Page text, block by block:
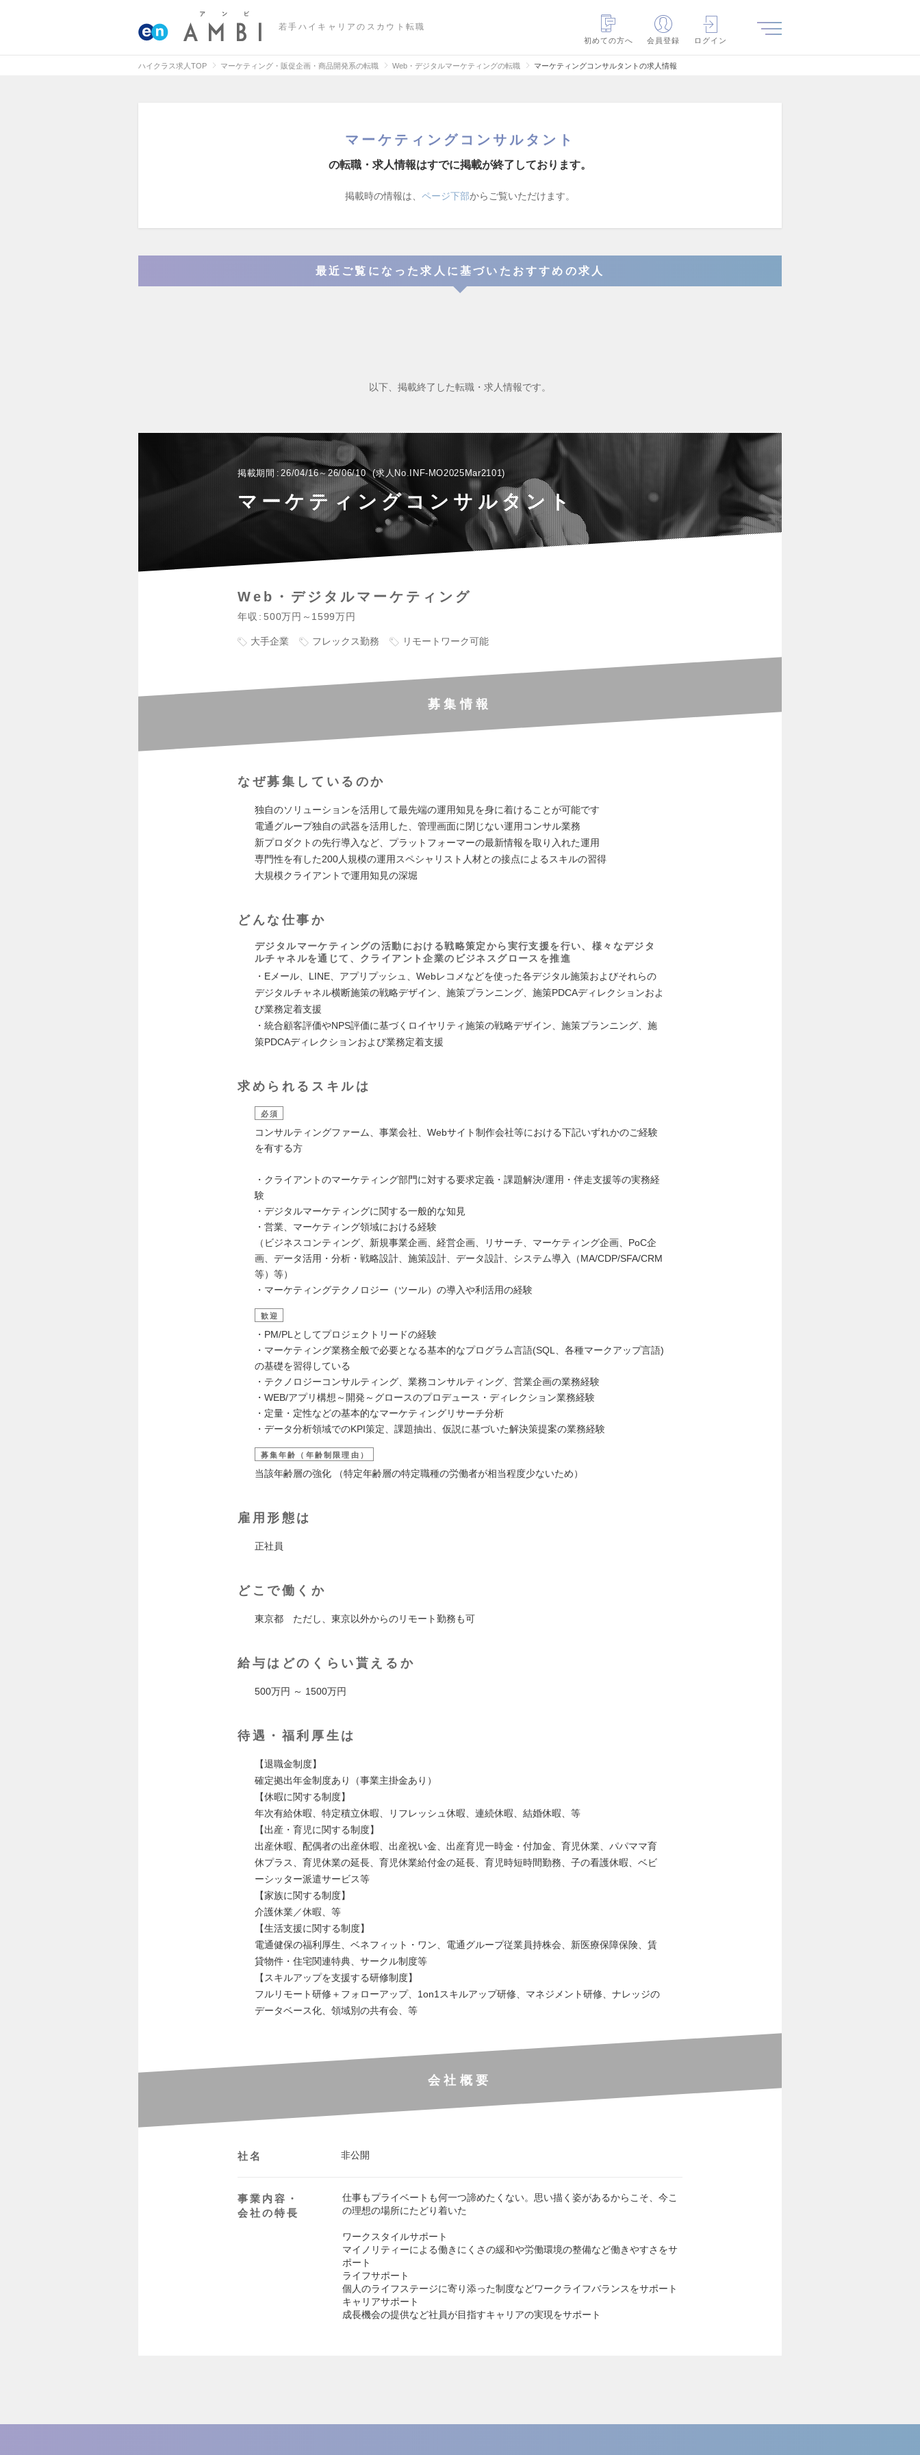
若手ハイキャリアのスカウト転職
初めての方へ
会員登録 ログイン
ハイクラス求人TOP マーケティング・販促企画・商品開発系の転職 Web・デジタルマーケティングの転職 マーケティングコンサルタントの求人情報
マーケティングコンサルタント
の転職・求人情報はすでに掲載が終了しております。
掲載時の情報は、 ページ下部からご覧いただけます。
最近ご覧になった求人に基づいたおすすめの求人
以下、掲載終了した転職・求人情報です。
掲載期間 26/04/16～26/06/10 求人No.INF-MO2025Mar2101
マーケティングコンサルタント
Web・デジタルマーケティング
年収 500万円～1599万円
大手企業 フレックス勤務 リモートワーク可能
募集情報
なぜ募集しているのか
独自のソリューションを活用して最先端の運用知見を身に着けることが可能です
電通グループ独自の武器を活用した、管理画面に閉じない運用コンサル業務
新プロダクトの先行導入など、プラットフォーマーの最新情報を取り入れた運用
専門性を有した200人規模の運用スペシャリスト人材との接点によるスキルの習得
大規模クライアントで運用知見の深堀
どんな仕事か
デジタルマーケティングの活動における戦略策定から実行支援を行い、様々なデジタ
ルチャネルを通じて、クライアント企業のビジネスグロースを推進
・Eメール、LINE、アプリプッシュ、Webレコメなどを使った各デジタル施策およびそれらの
デジタルチャネル横断施策の戦略デザイン、施策プランニング、施策PDCAディレクションおよ
び業務定着支援
・統合顧客評価やNPS評価に基づくロイヤリティ施策の戦略デザイン、施策プランニング、施
策PDCAディレクションおよび業務定着支援
求められるスキルは
必須
コンサルティングファーム、事業会社、Webサイト制作会社等における下記いずれかのご経験
を有する方
・クライアントのマーケティング部門に対する要求定義・課題解決/運用・伴走支援等の実務経
験
・デジタルマーケティングに関する一般的な知見
・営業、マーケティング領域における経験
（ビジネスコンティング、新規事業企画、経営企画、リサーチ、マーケティング企画、PoC企
画、データ活用・分析・戦略設計、施策設計、データ設計、システム導入（MA/CDP/SFA/CRM
等）等）
・マーケティングテクノロジー（ツール）の導入や利活用の経験
歓迎
・PM/PLとしてプロジェクトリードの経験
・マーケティング業務全般で必要となる基本的なプログラム言語(SQL、各種マークアップ言語)
の基礎を習得している
・テクノロジーコンサルティング、業務コンサルティング、営業企画の業務経験
・WEB/アプリ構想～開発～グロースのプロデュース・ディレクション業務経験
・定量・定性などの基本的なマーケティングリサーチ分析
・データ分析領域でのKPI策定、課題抽出、仮説に基づいた解決策提案の業務経験
募集年齢（年齢制限理由）
当該年齢層の強化 （特定年齢層の特定職種の労働者が相当程度少ないため）
雇用形態は
正社員
どこで働くか
東京都 ただし、東京以外からのリモート勤務も可
給与はどのくらい貰えるか
500万円 ～ 1500万円
待遇・福利厚生は
【退職金制度】
確定拠出年金制度あり（事業主掛金あり）
【休暇に関する制度】
年次有給休暇、特定積立休暇、リフレッシュ休暇、連続休暇、結婚休暇、等
【出産・育児に関する制度】
出産休暇、配偶者の出産休暇、出産祝い金、出産育児一時金・付加金、育児休業、パパママ育
休プラス、育児休業の延長、育児休業給付金の延長、育児時短時間勤務、子の看護休暇、ベビ
ーシッター派遣サービス等
【家族に関する制度】
介護休業／休暇、等
【生活支援に関する制度】
電通健保の福利厚生、ベネフィット・ワン、電通グループ従業員持株会、新医療保障保険、賃
貸物件・住宅関連特典、サークル制度等
【スキルアップを支援する研修制度】
フルリモート研修＋フォローアップ、1on1スキルアップ研修、マネジメント研修、ナレッジの
データベース化、領域別の共有会、等
会社概要
社名 非公開
事業内容・
会社の特長
仕事もプライベートも何一つ諦めたくない。思い描く姿があるからこそ、今こ
の理想の場所にたどり着いた
ワークスタイルサポート
マイノリティーによる働きにくさの緩和や労働環境の整備など働きやすさをサ
ポート
ライフサポート
個人のライフステージに寄り添った制度などワークライフバランスをサポート
キャリアサポート
成長機会の提供など社員が目指すキャリアの実現をサポート